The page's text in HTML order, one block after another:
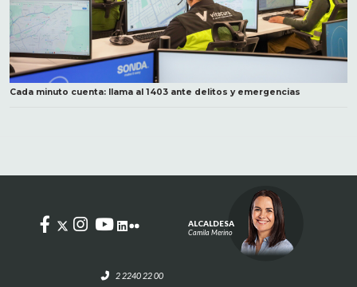
Cada minuto cuenta: llama al 1403 ante delitos y emergencias
2 2240 22 00
ALCALDESA
Camila Merino